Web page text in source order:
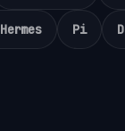
Hermes Pi